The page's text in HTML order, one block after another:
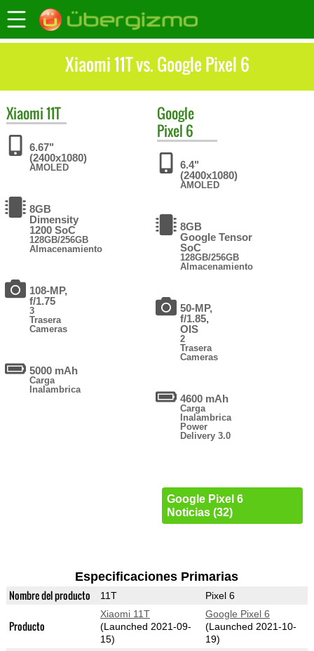
Xiaomi 11T vs. Google Pixel 6
Xiaomi11T
6.67"
(2400x1080)
AMOLED
8GB
Dimensity
1200 SoC
128GB/256GB
Almacenamiento
108-MP,
f/1.75
3
Trasera
Cameras
5000 mAh
Carga
Inalambrica
Google
Pixel 6
6.4"
(2400x1080)
AMOLED
8GB
Google Tensor
SoC
128GB/256GB
Almacenamiento
50-MP,
f/1.85,
OIS
2
Trasera
Cameras
4600 mAh
Carga
Inalambrica
Power
Delivery 3.0
Google Pixel 6
Noticias (32)
Especificaciones Primarias
Nombre del producto 11T Pixel 6
Producto
Xiaomi 11T
(Launched 2021-09-
15)
Google Pixel 6
(Launched 2021-10-
19)